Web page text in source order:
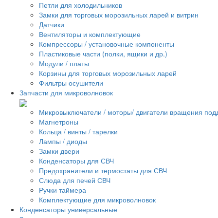
Петли для холодильников
Замки для торговых морозильных ларей и витрин
Датчики
Вентиляторы и комплектующие
Компрессоры / установочные компоненты
Пластиковые части (полки, ящики и др.)
Модули / платы
Корзины для торговых морозильных ларей
Фильтры осушители
Запчасти для микроволновок
Микровыключатели / моторы/ двигатели вращения
Магнетроны
Кольца / винты / тарелки
Лампы / диоды
Замки двери
Конденсаторы для СВЧ
Предохранители и термостаты для СВЧ
Слюда для печей СВЧ
Ручки таймера
Комплектующие для микроволновок
Конденсаторы универсальные